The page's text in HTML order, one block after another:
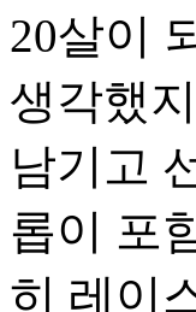
20살이
생각했
남기고
롭이 포
히 레이